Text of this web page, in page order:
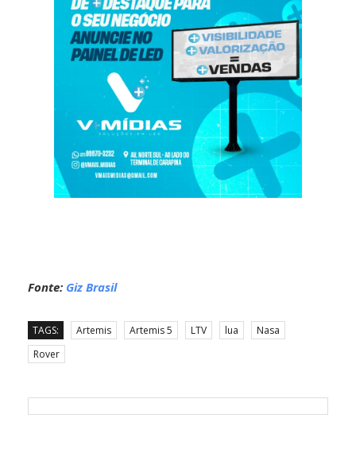
Fonte: Giz Brasil
TAGS: Artemis Artemis 5 LTV lua
Nasa
Rover